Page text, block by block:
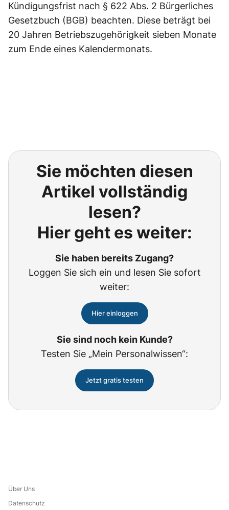
Kündigungsfrist nach § 622 Abs. 2 Bürgerliches
Gesetzbuch (BGB) beachten. Diese beträgt bei
20 Jahren Betriebszugehörigkeit sieben Monate
zum Ende eines Kalendermonats.
Sie möchten diesen
Artikel vollständig
lesen?
Hier geht es weiter:
Sie haben bereits Zugang?
Loggen Sie sich ein und lesen Sie sofort
weiter:
Hier einloggen
Sie sind noch kein Kunde?
Testen Sie „Mein Personalwissen“:
Jetzt gratis testen
Über Uns
Datenschutz